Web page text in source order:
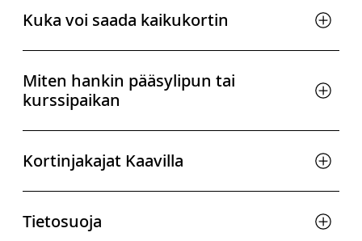
Kuka voi saada kaikukortin
Miten hankin pääsylipun tai
kurssipaikan
Kortinjakajat Kaavilla
Tietosuoja